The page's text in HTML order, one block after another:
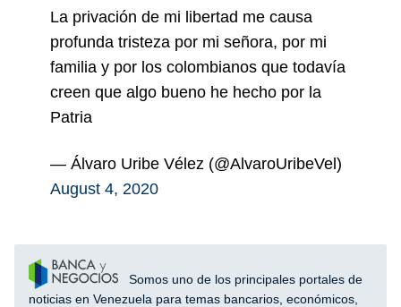
La privación de mi libertad me causa
profunda tristeza por mi señora, por mi
familia y por los colombianos que todavía
creen que algo bueno he hecho por la
Patria
— Álvaro Uribe Vélez (@AlvaroUribeVel)
August 4, 2020
Somos uno de los principales portales de
noticias en Venezuela para temas bancarios, económicos,